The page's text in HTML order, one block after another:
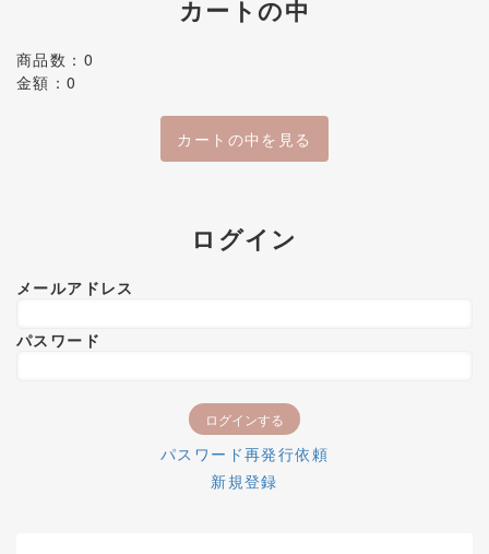
カートの中
商品数：0
金額：0
カートの中を見る
ログイン
メールアドレス
パスワード
パスワード再発行依頼
新規登録